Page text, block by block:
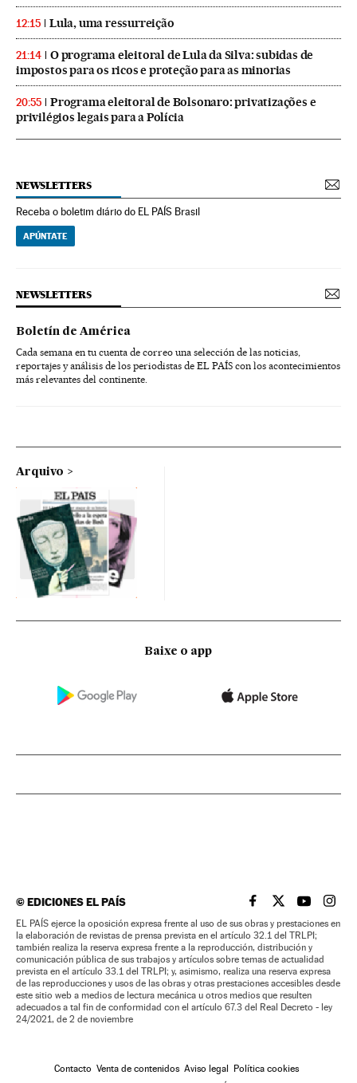
12:15 Lula, uma ressurreição
21:14
O programa eleitoral de Lula da Silva: subidas de
impostos para os ricos e proteção para as minorias
20:55
Programa eleitoral de Bolsonaro: privatizações e
privilégios legais para a Polícia
NEWSLETTERS
Receba o boletim diário do EL PAÍS Brasil
APÚNTATE
NEWSLETTERS
Boletín de América
Cada semana en tu cuenta de correo una selección de las noticias,
reportajes y análisis de los periodistas de EL PAÍS con los acontecimientos
más relevantes del continente.
Arquivo
Baixe o app
©EDICIONES EL PAÍS EL PAÍS BRASIL EN
EL PAÍSEL PAÍS
EL
EL PAÍS ejerce la oposición expresa frente al uso de sus obras y prestaciones en
la elaboración de revistas de prensa prevista en el artículo 32.1 del TRLPI;
también realiza la reserva expresa frente a la reproducción, distribución y
comunicación pública de sus trabajos y artículos sobre temas de actualidad
prevista en el artículo 33.1 del TRLPI; y, asimismo, realiza una reserva expresa
de las reproducciones y usos de las obras y otras prestaciones accesibles desde
este sitio web a medios de lectura mecánica u otros medios que resulten
adecuados a tal fin de conformidad con el artículo 67.3 del Real Decreto - ley
24/2021, de 2 de noviembre
Contacto Venta de contenidos Aviso legal Política cookies